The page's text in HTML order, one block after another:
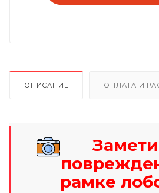
ОПИСАНИЕ ОПЛАТА И
рамке